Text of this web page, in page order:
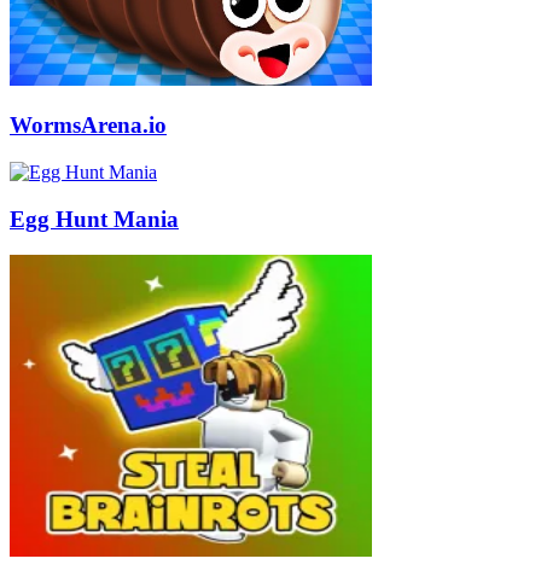
WormsArena.io
Egg Hunt Mania